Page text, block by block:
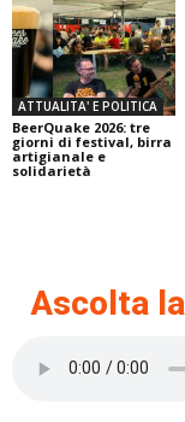
ATTUALITA' E POLITICA
BeerQuake 2026: tre
giorni di festival, birra
artigianale e
solidarietà
Ascolta